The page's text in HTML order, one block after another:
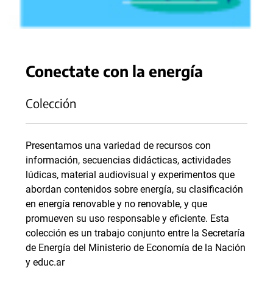
Conectate con la energía
Colección
Presentamos una variedad de recursos con
información, secuencias didácticas, actividades
lúdicas, material audiovisual y experimentos que
abordan contenidos sobre energía, su clasificación
en energía renovable y no renovable, y que
promueven su uso responsable y eficiente. Esta
colección es un trabajo conjunto entre la Secretaría
de Energía del Ministerio de Economía de la Nación
y educ.ar